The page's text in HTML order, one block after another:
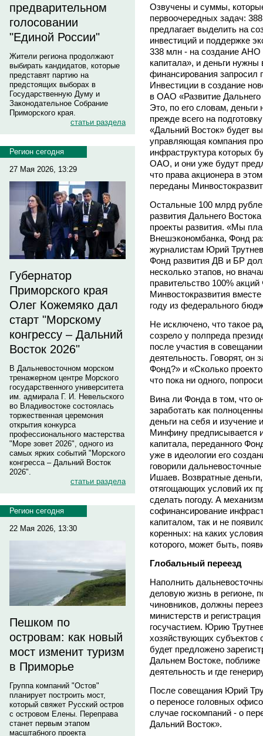
предварительном
голосовании
"Единой России"
Жители региона продолжают
выбирать кандидатов, которые
представят партию на
предстоящих выборах в
Государственную Думу и
Законодательное Собрание
Приморского края.
статьи раздела
Регион сегодня
27 Мая 2026, 13:29
Губернатор
Приморского края
Олег Кожемяко дал
старт "Морскому
конгрессу – Дальний
Восток 2026"
В Дальневосточном морском
тренажерном центре Морского
государственного университета
им. адмирала Г. И. Невельского
во Владивостоке состоялась
торжественная церемония
открытия конкурса
профессионального мастерства
"Море зовет 2026", одного из
самых ярких событий "Морского
конгресса – Дальний Восток
2026".
статьи раздела
Регион сегодня
22 Мая 2026, 13:30
Пешком по
островам: как новый
мост изменит туризм
в Приморье
Группа компаний "Остов"
планирует построить мост,
который свяжет Русский остров
с островом Елены. Переправа
станет первым этапом
масштабного проекта
Озвучены и суммы,
первоочередных задач:
предлагает выделить на
инвестиций и поддержке
338 млн - на создание АНО
капитала», и деньги
финансирования запросил
Инвестиции в создание
в ОАО «Развитие
Это, по его словам,
прежде всего на
«Дальний Восток» будет
управляющая компания
инфраструктура которых
ОАО, и они уже будут
что права акционера в
переданы
Остальные 100 млрд
развития Дальнего
проекты развития. «Мы
Внешэкономбанка, Фонд
журналистам Юрий
Фонд развития ДВ и БР
несколько этапов, но
правительство 100%
Минвостокразвития
году из федерального
Не исключено, что такое
созрело у полпреда
после участия в
деятельность. Говорят, он
Фонд?» и «Сколько
что пока ни одного,
Вина ли Фонда в том, что
заработать как
деньги на себя и изучение
Минфину предписывается
капитала, переданного
уже в идеологии его
говорили
Ишаев. Возвратные
отягощающих условий их
сделать погоду. А
софинансирование
капиталом, так и не
коренных: на каких
которого, может быть,
Глобальный переезд
Наполнить
деловую жизнь в регионе,
чиновников, должны
министерств и
госучастием. Юрию
хозяйствующих субъектов
будет предложено
Дальнем Востоке, поближе
деятельность и где
После совещания Юрий
о переносе головных
случае госкомпаний - о
Дальний Восток».